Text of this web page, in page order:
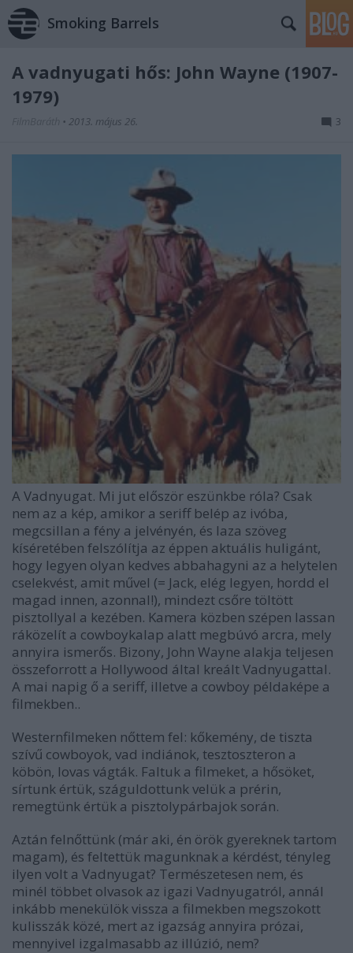
Smoking Barrels
A vadnyugati hős: John Wayne (1907-
1979)
• 2013. május 26. 3
A Vadnyugat. Mi jut először eszünkbe róla? Csak
nem az a kép, amikor a seriff belép az ivóba,
megcsillan a fény a jelvényén, és laza szöveg
kíséretében felszólítja az éppen aktuális huligánt,
hogy legyen olyan kedves abbahagyni az a helytelen
cselekvést, amit művel (= Jack, elég legyen, hordd el
magad innen, azonnal!), mindezt csőre töltött
pisztollyal a kezében. Kamera közben szépen lassan
ráközelít a cowboykalap alatt megbúvó arcra, mely
annyira ismerős. Bizony, John Wayne alakja teljesen
összeforrott a Hollywood által kreált Vadnyugattal.
A mai napig ő a seriff, illetve a cowboy példaképe a
filmekben..
Westernfilmeken nőttem fel: kőkemény, de tiszta
szívű cowboyok, vad indiánok, tesztoszteron a
köbön, lovas vágták. Faltuk a filmeket, a hősöket,
sírtunk értük, száguldottunk velük a prérin,
remegtünk értük a pisztolypárbajok során.
Aztán felnőttünk (már aki, én örök gyereknek tartom
magam), és feltettük magunknak a kérdést, tényleg
ilyen volt a Vadnyugat? Természetesen nem, és
minél többet olvasok az igazi Vadnyugatról, annál
inkább menekülök vissza a filmekben megszokott
kulisszák közé, mert az igazság annyira prózai,
mennyivel izgalmasabb az illúzió, nem?